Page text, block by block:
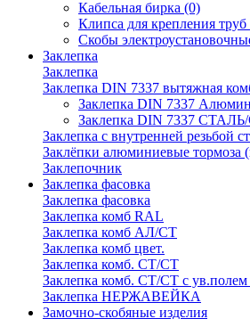
Кабельная бирка (0)
Клипса для крепления труб
Скобы
Заклепка
Заклепка
Заклепка DIN 7337 вытяжная
Заклепка DIN 7337
Заклепка DIN 7337
Заклепка с внутренней резьбой
Заклёпки алюминиевые тормоза
Заклепочник
Заклепка фасовка
Заклепка фасовка
Заклепка комб RAL
Заклепка комб АЛ/СТ
Заклепка комб цвет.
Заклепка комб. СТ/СТ
Заклепка комб. СТ/СТ с
Заклепка НЕРЖАВЕЙКА
Замочно-скобяные изделия